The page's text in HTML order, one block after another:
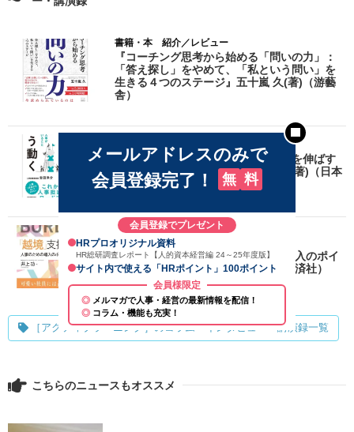
書籍・本 紹介／レビュー
『コーチング思考から始める「問いの力」：
「答え探し」をやめて、「私という問い」を
生きる４つのステージ』五十嵐 久(著)（游藝
舎）
書籍・本 紹介／レビュー
『「人事のプロ」はこう動く 事業を伸ばす
人事が考えていること 』吉田 洋介 (著)（日本
実業出版社）
書籍・本 紹介／レビュー
『「越境」支援戦略 人事のための導入のポイ
ントと事例』井上 功（著）（中央経済社）
［アクティブラーニング］のコラム・インタビュー・講演録一覧
こちらのニュースもオススメ
メールアドレスのみで
会員登録完了！
無 料
会員登録でプレゼント
HRプロオリジナル資料
HR総研調査レポート【人的資本経営編 24～25年度版】
サイト内で使える「HRポイント」100ポイント
会員様限定
メルマガで人事・経営の最新情報を配信！
コラム・機能も充実！